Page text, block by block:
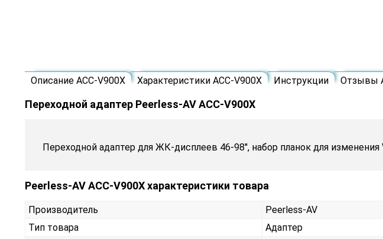
Описание ACC-V900X Характеристики ACC-V900X Инструкции Отзывы
Переходной адаптер Peerless-AV ACC-V900X
Переходной адаптер для ЖК-дисплеев 46-98'', набор планок для
Peerless-AV ACC-V900X характеристики товара
Производитель
Peerless-AV
Тип товара
Адаптер